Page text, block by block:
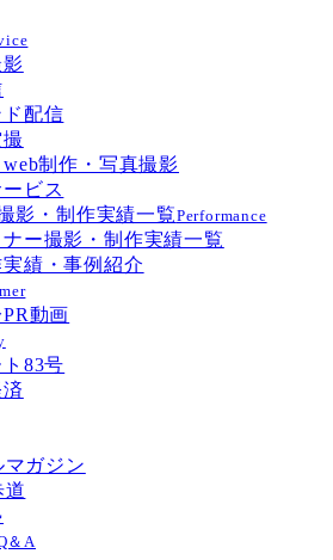
配信
撮
制作・写真撮影
ビス
影・制作実績一覧Performance
ー撮影・制作実績一覧
績・事例紹介
動画
83号
ガジン
道
＆A